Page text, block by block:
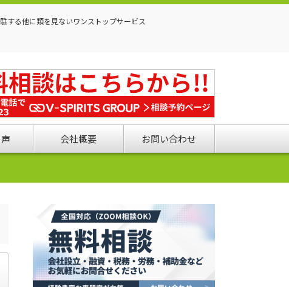
する他に類を見ないワンストップサービス
会社概要 お問い合わせ